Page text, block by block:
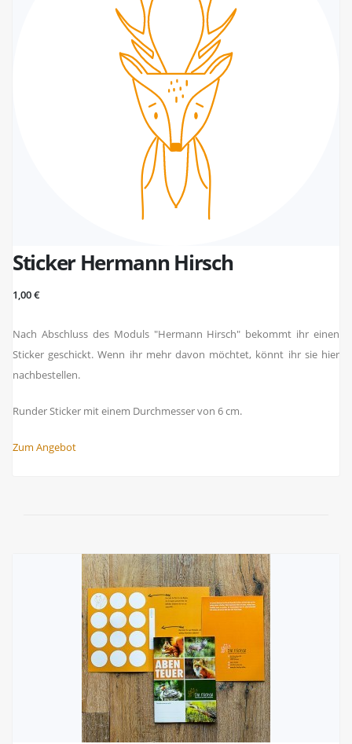
Sticker Hermann Hirsch
1,00 €
Nach Abschluss des Moduls "Hermann Hirsch" bekommt ihr einen
Sticker geschickt. Wenn ihr mehr davon möchtet, könnt ihr sie hier
nachbestellen.
Runder Sticker mit einem Durchmesser von 6 cm.
Zum Angebot